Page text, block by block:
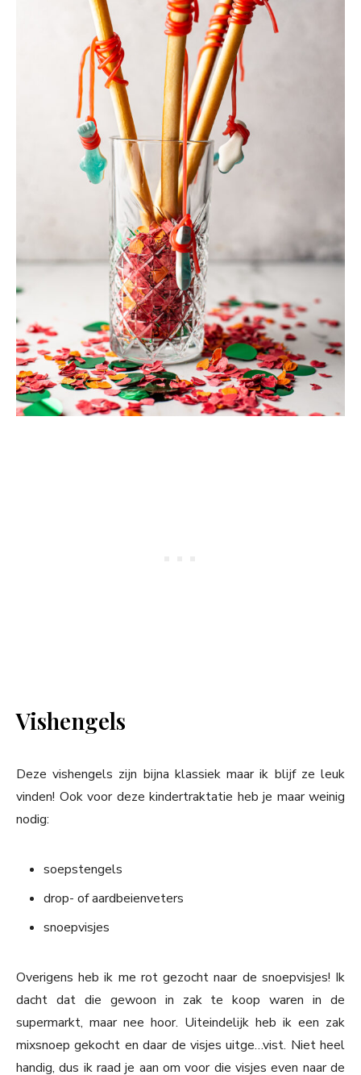
Vishengels
Deze vishengels zijn bijna klassiek maar ik blijf ze leuk
vinden! Ook voor deze kindertraktatie heb je maar weinig
nodig:
soepstengels
drop- of aardbeienveters
snoepvisjes
Overigens heb ik me rot gezocht naar de snoepvisjes! Ik
dacht dat die gewoon in zak te koop waren in de
supermarkt, maar nee hoor. Uiteindelijk heb ik een zak
mixsnoep gekocht en daar de visjes uitge…vist. Niet heel
handig, dus ik raad je aan om voor die visjes even naar de